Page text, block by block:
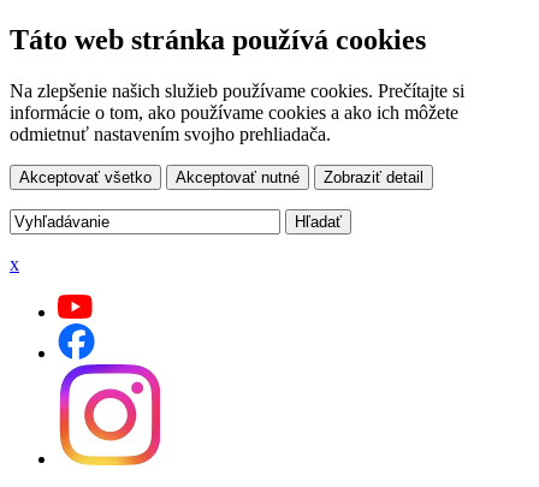
Táto web stránka používá cookies
Na zlepšenie našich služieb používame cookies. Prečítajte si
informácie o tom, ako používame cookies a ako ich môžete
odmietnuť nastavením svojho prehliadača.
Akceptovať všetko Akceptovať nutné Zobraziť detail
x